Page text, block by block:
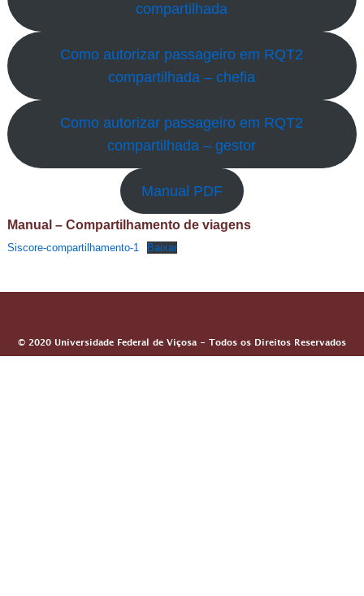
compartilhada
Como autorizar passageiro em RQT2
compartilhada – chefia
Como autorizar passageiro em RQT2
compartilhada – gestor
Manual PDF
Manual – Compartilhamento de viagens
Siscore-compartilhamento-1 Baixar
© 2020 Universidade Federal de Viçosa - Todos os Direitos Reservados